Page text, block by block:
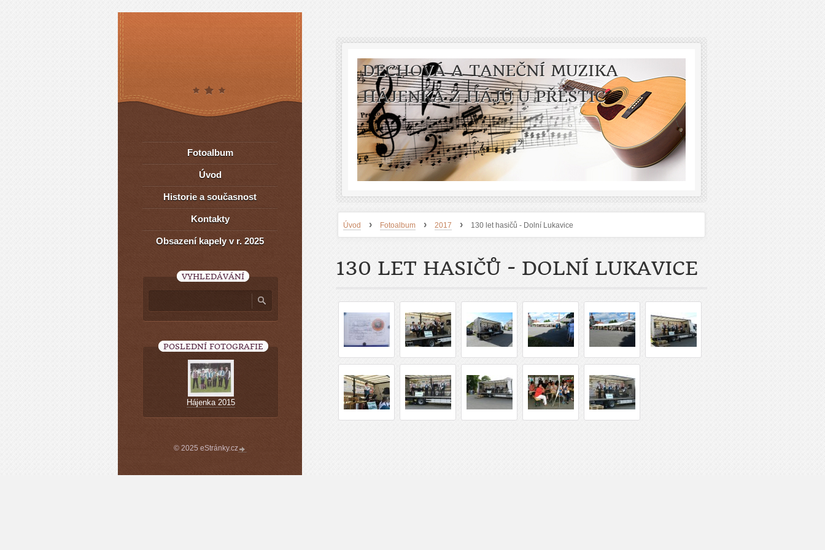
DECHOVÁ A TANEČNÍ MUZIKA
HÁJENKA Z HÁJŮ U PŘEŠTIC
Úvod › Fotoalbum › 2017 › 130 let hasičů - Dolní Lukavice
130 LET HASIČŮ - DOLNÍ LUKAVICE
Fotoalbum
Úvod
Historie a současnost
Kontakty
Obsazení kapely v r. 2025
VYHLEDÁVÁNÍ
POSLEDNÍ FOTOGRAFIE
Hájenka 2015
© 2025 eStránky.cz